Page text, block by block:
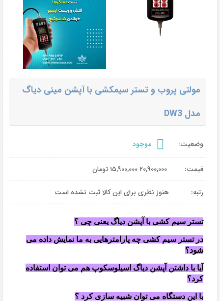
مولتی پروب و تستر سیمکشی با آپشن مینی دیاگ
مدل DW3
وضعیت: موجود
قیمت: ۲۰,۹۰۰,۰۰۰۱۵,۹۰۰,۰۰۰تومان
رتبه: هنوز نظری برای این کالا ثبت نشده است
تستر سیم کشی با آپشن دیاگ یعنی چی ؟
در تستر سیم کشی چه پارامترهایی به ما نمایش داده می
شود؟
آیا با داشتن آپشن دیاگ اسیلوسکوپ هم می توان استفاده
کرد؟
با این دستگاه می توان شبیه سازی کرد ؟